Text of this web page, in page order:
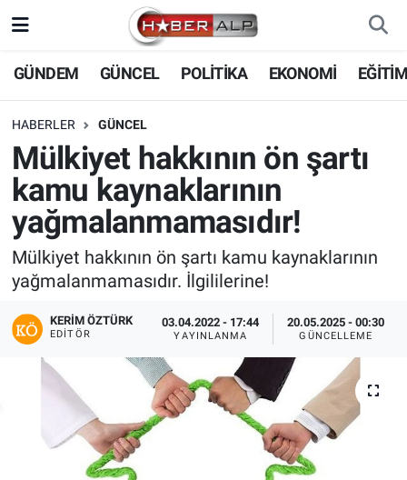
GÜNDEM GÜNCEL POLİTİKA EKONOMİ
HABERLER GÜNCEL
Mülkiyet hakkının ön şartı
kamu kaynaklarının
yağmalanmamasıdır!
Mülkiyet hakkının ön şartı kamu kaynaklarının
yağmalanmamasıdır. İlgililerine!
KERIM ÖZTÜRK
EDITÖR
03.04.2022 - 17:44
YAYINLANMA
20.05.2025 - 00:30
GÜNCELLEME
Nöbetçi Eczaneler
Hava Durumu
Trafik Durumu
Süper Lig Puan Durumu ve Fikstür
Tüm Manşetler